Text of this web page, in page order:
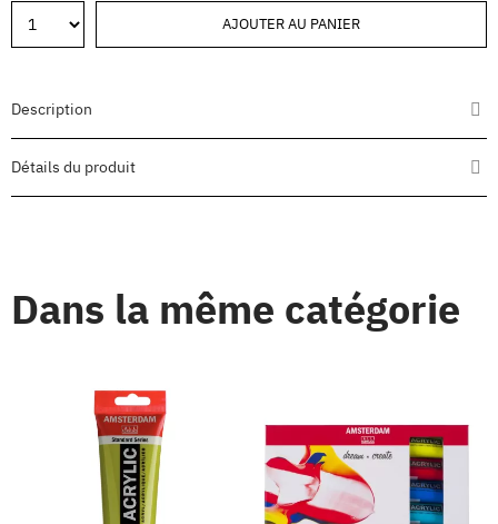
AJOUTER AU PANIER
Description
Détails du produit
Dans la même catégorie